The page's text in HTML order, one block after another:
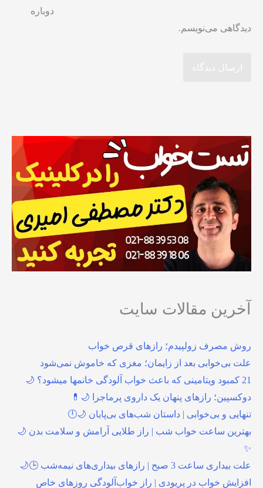
دوباره
دیدگاهی می‌نویسم.
آخرین مقالات سایت
روش مصرف زولپیدم؛ رازهای قرص خواب
علت بی‌خوابی بعد از زایمان؛ مغزی که خاموش نمی‌شود
21 کمبود ویتامینی که باعث خواب آلودگی خانمها میشود؟ 🌙
دوکسپین؛ رازهای پنهان یک داروی پرماجرا 🌙💊
تنهایی و بی‌خوابی | داستان شب‌های بی‌پایان 🌙🕛
بهترین ساعت خواب شب | راز طلایی آرامش و سلامت بدن 🌙
✨
علت بیداری ساعت 3 صبح | رازهای بیداری‌های نیمه‌شب 🕒🌙
افزایش خواب در پریودی | راز خواب‌آلودگی روزهای خاص